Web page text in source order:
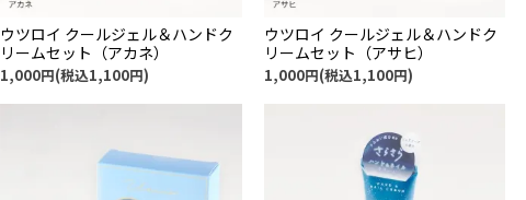
ウツロイ クールジェル＆ハンドク
リームセット（アカネ）
1,000円(税込1,100円)
ウツロイ クールジェル＆ハンドク
リームセット（アサヒ）
1,000円(税込1,100円)